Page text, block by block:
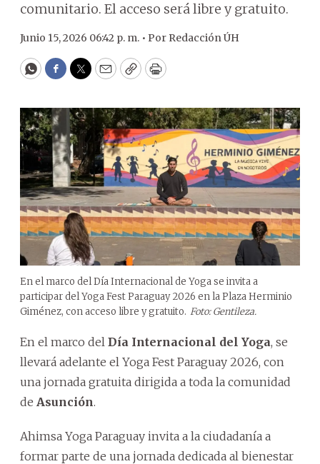
comunitario. El acceso será libre y gratuito.
Junio 15, 2026 06:42 p. m. • Por Redacción ÚH
WhatsApp
Facebook
Twitter
EmailCopyPrint
En el marco del Día Internacional de Yoga se invita a
participar del Yoga Fest Paraguay 2026 en la Plaza Herminio
Giménez, con acceso libre y gratuito. Foto: Gentileza.
En el marco del Día Internacional del Yoga, se
llevará adelante el Yoga Fest Paraguay 2026, con
una jornada gratuita dirigida a toda la comunidad
de Asunción.
Ahimsa Yoga Paraguay invita a la ciudadanía a
formar parte de una jornada dedicada al bienestar